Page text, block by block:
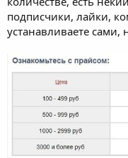
подписчики, лайки,
устанавливаете сами,